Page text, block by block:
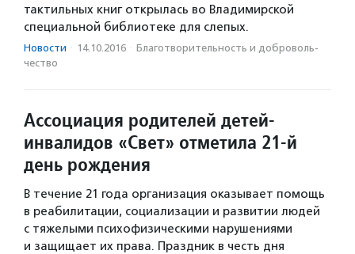
тактильных книг открылась во Владимирской
специальной библиотеке для слепых.
Новости · 14.10.2016 · Благотвори­тель­ность и доброволь­
чест­во
Ассоциация родителей детей-
инвалидов «Свет» отметила 21-й
день рождения
В течение 21 года организация оказывает помощь
в реабилитации, социализации и развитии людей
с тяжелыми психофизическими нарушениями
и защищает их права. Праздник в честь дня